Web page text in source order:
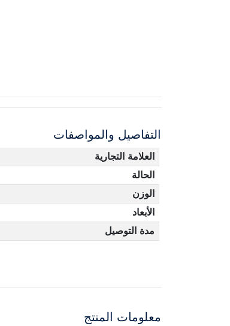
التفاصيل والمواصفات
العلامة التجارية
الحالة
الوزن
الأبعاد
مدة التوصيل
معلومات المنتج